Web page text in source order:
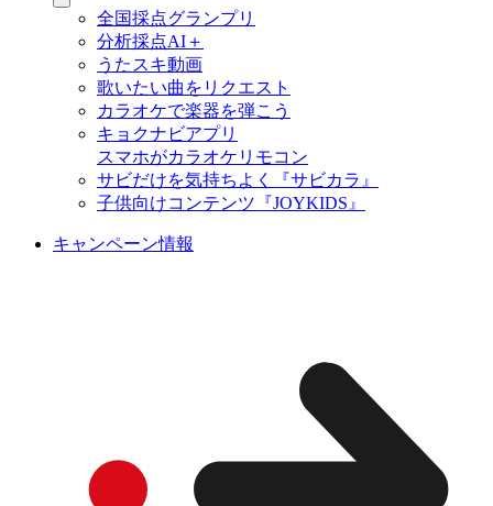
全国採点グランプリ
分析採点AI＋
うたスキ動画
歌いたい曲をリクエスト
カラオケで楽器を弾こう
キョクナビアプリ
スマホがカラオケリモコン
サビだけを気持ちよく『サビカラ』
子供向けコンテンツ『JOYKIDS』
キャンペーン情報